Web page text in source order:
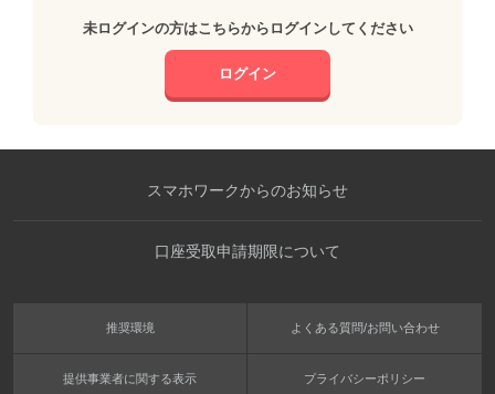
未ログインの方はこちらからログインしてください
ログイン
スマホワークからのお知らせ
口座受取申請期限について
推奨環境 よくある質問/お問い合わせ
提供事業者に関する表示 プライバシーポリシー